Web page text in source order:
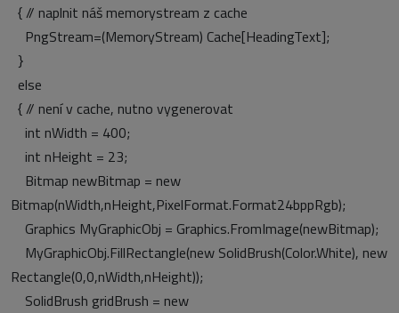
{ // naplnit náš memorystream z cache
PngStream=(MemoryStream) Cache[HeadingText];
}
else
{ // není v cache, nutno vygenerovat
int nWidth = 400;
int nHeight = 23;
Bitmap newBitmap = new
Bitmap(nWidth,nHeight,PixelFormat.Format24bppRgb);
Graphics MyGraphicObj = Graphics.FromImage(newBitmap);
MyGraphicObj.FillRectangle(new SolidBrush(Color.White), new
Rectangle(0,0,nWidth,nHeight));
SolidBrush gridBrush = new